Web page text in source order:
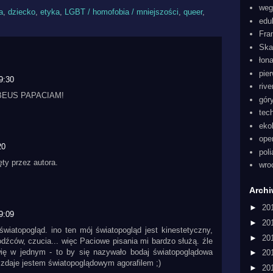
, dziecko, etyka, LGBT / homofobia / mniejszości, queer,
PAPACIAM!
przez autora.
ino ten mój światopogląd jest kinestetyczny,
czucia... więc Paciowe pisania mi bardzo służą. źle
w jednym - to by się nazywało bodaj światopoglądowa
jestem światopoglądowym agorafilem ;)
►
►
►
►
►